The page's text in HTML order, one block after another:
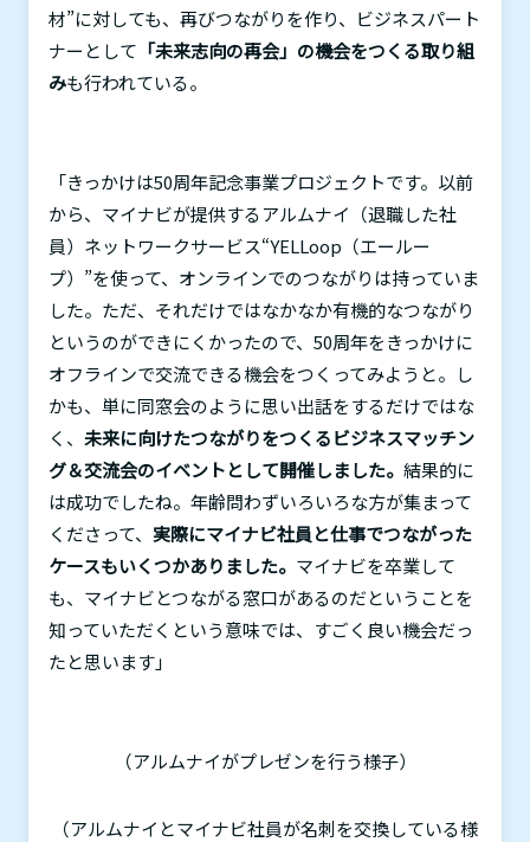
材”に対しても、再びつながりを作り、ビジネスパート
ナーとして 「未来志向の再会」の機会をつくる取り組
みも行われている。
「きっかけは50周年記念事業プロジェクトです。以前
から、マイナビが提供するアルムナイ（退職した社
員）ネットワークサービス“YELLoop （エールー
プ）”を使って、オンラインでのつながりは持っていま
した。ただ、それだけではなかなか有機的なつながり
というのができにくかったので、 50周年をきっかけに
オフラインで交流できる機会をつくってみようと。し
かも、単に同窓会のように思い出話をするだけではな
く、 未来に向けたつながりをつくるビジネスマッチン
グ＆交流会のイベントとして開催しました。 結果的に
は成功でしたね。年齢問わずいろいろな方が集まって
くださって、 実際にマイナビ社員と仕事でつながった
ケースもいくつかありました。 マイナビを卒業して
も、マイナビとつながる窓口があるのだということを
知っていただくという意味では、すごく良い機会だっ
たと思います」
（アルムナイがプレゼンを行う様子）
（アルムナイとマイナビ社員が名刺を交換している様